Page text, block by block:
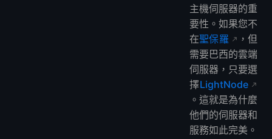
主機伺服器的重
要性。如果您不
在聖保羅
，但
需要巴西的雲端
伺服器，只要選
擇LightNode
。這就是為什麼
他們的伺服器和
服務如此完美。